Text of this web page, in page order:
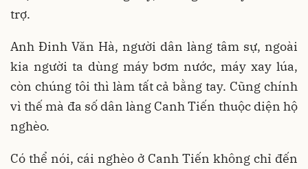
trợ.
Anh Đinh Văn Hà, người dân làng tâm sự, ngoài
kia người ta dùng máy bơm nước, máy xay lúa,
còn chúng tôi thì làm tất cả bằng tay. Cũng chính
vì thế mà đa số dân làng Canh Tiến thuộc diện hộ
nghèo.
Có thể nói, cái nghèo ở Canh Tiến không chỉ đến